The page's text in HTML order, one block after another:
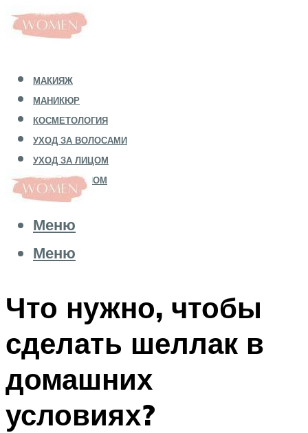
МАКИЯЖ
МАНИКЮР
КОСМЕТОЛОГИЯ
УХОД ЗА ВОЛОСАМИ
УХОД ЗА ЛИЦОМ
УХОД ЗА ТЕЛОМ
Меню
Меню
Что нужно, чтобы
сделать шеллак в
домашних
условиях?